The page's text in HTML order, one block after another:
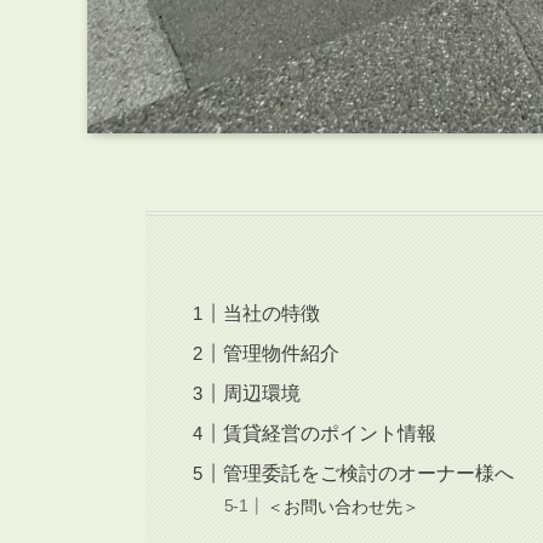
当社の特徴
管理物件紹介
周辺環境
賃貸経営のポイント情報
管理委託をご検討のオーナー様へ
＜お問い合わせ先＞